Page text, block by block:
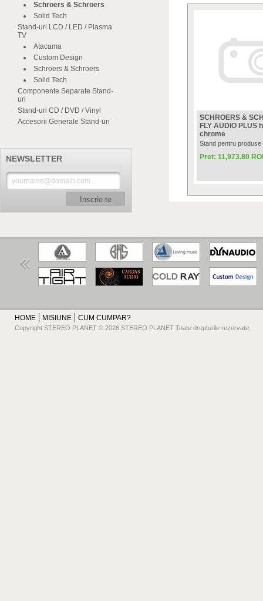
Schroers & Schroers
Solid Tech
Stand-uri LCD / LED / Plasma
TV
Atacama
Custom Design
Schroers & Schroers
Solid Tech
Componente Separate Stand-
uri
Stand-uri CD / DVD / Vinyl
Accesorii Generale Stand-uri
NEWSLETTER
Inscrie-te
SCHROERS &
FLY AUDIO PLUS
chrome
Stand pentru produse
Pret: 11,973.80
HOME MISIUNE CUM CUMPAR?
Copyright STEREO PLANET © 2026 STEREO PLANET Toate drepturile rezervate.